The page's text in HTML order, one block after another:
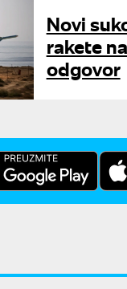
Novi
rakete
odgovor